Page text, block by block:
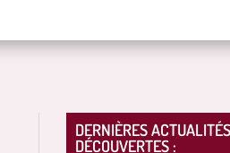
DERNIÈRES
DÉCOUVERTES :